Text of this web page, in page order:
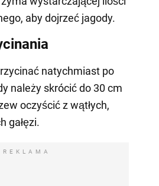
aby dojrzeć jagody.
natychmiast po
należy skrócić do 30 cm
oczyścić z wątłych,
gałęzi.
REKLAMA